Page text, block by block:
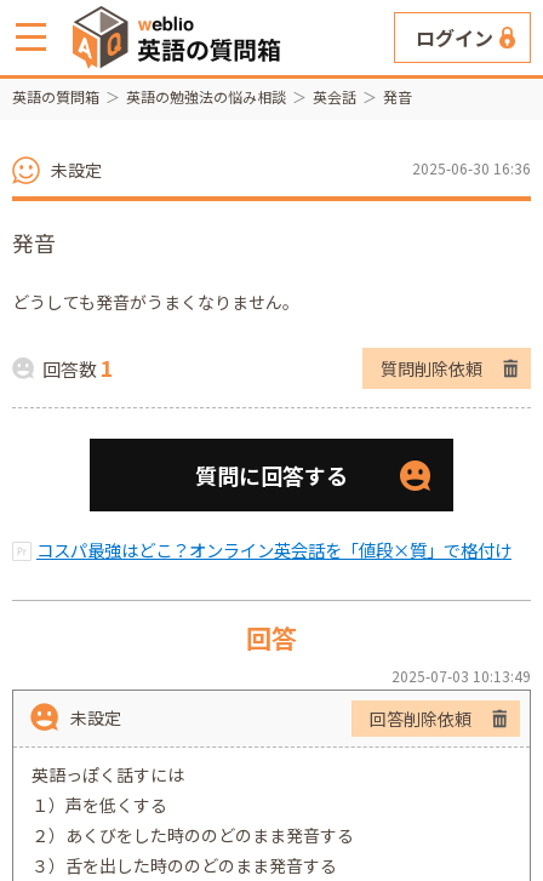
ログイン
英語の質問箱 英語の勉強法の悩み相談 英会話 発音
未設定 2025-06-30 16:36
発音
どうしても発音がうまくなりません。
回答数1 質問削除依頼
質問に回答する
コスパ最強はどこ？オンライン英会話を「値段×質」で格付け
回答
2025-07-03 10:13:49
未設定 回答削除依頼
英語っぽく話すには
１）声を低くする
２）あくびをした時ののどのまま発音する
３）舌を出した時ののどのまま発音する